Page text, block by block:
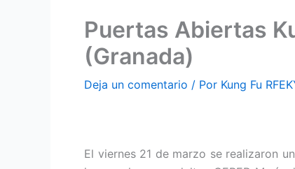
Puertas Abiertas
(Granada)
Deja un comentario / Por Kung Fu
El viernes 21 de marzo se realizaron